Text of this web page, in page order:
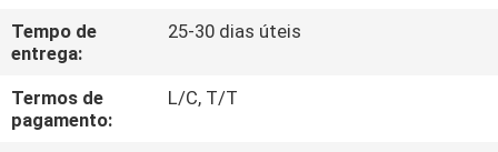
CONTACTE-
NOS
Tempo de
entrega:
25-30 dias úteis
Termos de
pagamento:
L/C, T/T